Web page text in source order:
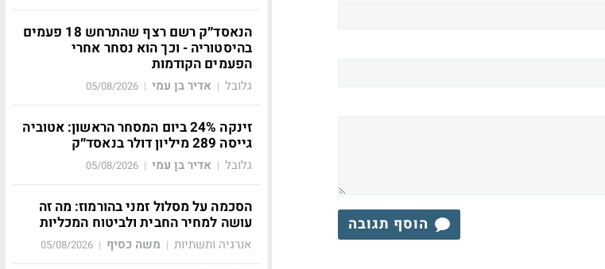
הוסף תגובה
הנאסד״ק רשם רצף שהתרחש 18 פעמים
בהיסטוריה - וכך הוא נסחר אחרי
הפעמים הקודמות
גלובל | אדיר בן עמי |
05/08/2026
זינקה 24% ביום המסחר הראשון: אטוביה
גייסה 289 מיליון דולר בנאסד״ק
גלובל | אדיר בן עמי |
05/08/2026
הסכמה על מסלול זמני בהורמוז: מה זה
עושה למחיר החבית ולביטוח המכליות
אנרגיה ותשתיות | משה כסיף |
05/08/2026